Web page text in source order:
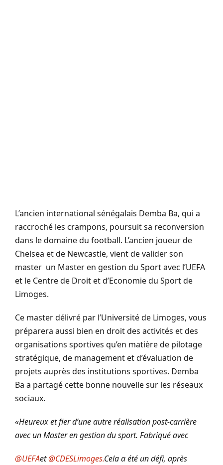
L’ancien international sénégalais Demba Ba, qui a
raccroché les crampons, poursuit sa reconversion
dans le domaine du football. L’ancien joueur de
Chelsea et de Newcastle, vient de valider son
master un Master en gestion du Sport avec l’UEFA
et le Centre de Droit et d’Economie du Sport de
Limoges.
Ce master délivré par l’Université de Limoges, vous
préparera aussi bien en droit des activités et des
organisations sportives qu’en matière de pilotage
stratégique, de management et d’évaluation de
projets auprès des institutions sportives. Demba
Ba a partagé cette bonne nouvelle sur les réseaux
sociaux.
«Heureux et fier d’une autre réalisation post-carrière
avec un Master en gestion du sport. Fabriqué avec
@UEFAet@CDESLimoges.Cela a été un défi, après